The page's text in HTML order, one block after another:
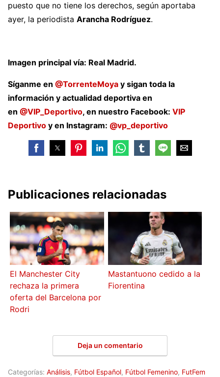
puesto que no tiene los derechos, según aportaba
ayer, la periodista Arancha Rodríguez.
Imagen principal vía: Real Madrid.
Síganme en @TorrenteMoya y sigan toda la
información y actualidad deportiva en
en @VIP_Deportivo, en nuestro Facebook: VIP
Deportivo y en Instagram: @vp_deportivo
Publicaciones relacionadas
El Manchester City
rechaza la primera
oferta del Barcelona por
Rodri
Mastantuono cedido a la
Fiorentina
Deja un comentario
Categorías: Análisis, Fútbol Español, Fútbol Femenino, FutFem